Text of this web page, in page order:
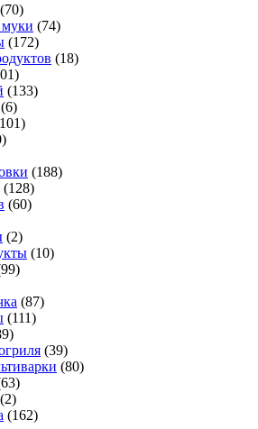
(70)
(74)
(172)
(18)
(133)
(6)
(188)
(128)
(60)
(2)
(10)
(87)
(111)
(39)
(80)
(2)
(162)